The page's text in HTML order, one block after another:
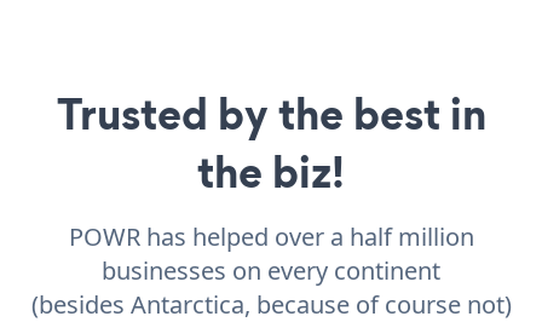
Trusted by the best in
the biz!
POWR has helped over a half million
businesses on every continent
(besides Antarctica, because of course not)